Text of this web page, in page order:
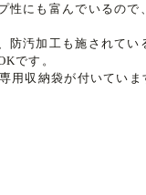
性にも富んでいるの
防汚加工も施されて
です。
用収納袋が付いてい